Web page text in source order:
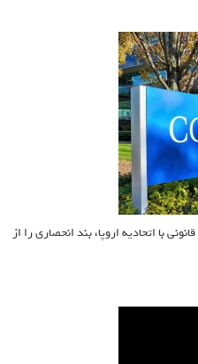
با اتحادیه اروپا، بند انحصاری را از